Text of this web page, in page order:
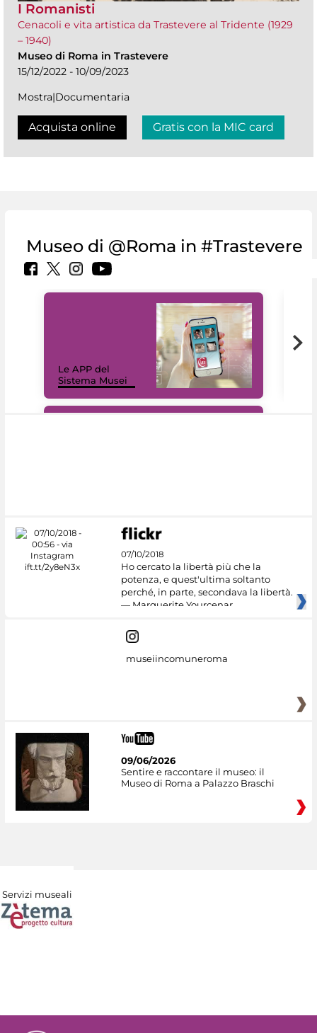
I Romanisti
Cenacoli e vita artistica da Trastevere al Tridente (1929
– 1940)
Museo di Roma in Trastevere
15/12/2022 - 10/09/2023
Mostra|Documentaria
Acquista online Gratis con la MIC card
Museo di @Roma in #Trastevere
Le APP del
Sistema Musei
07/10/2018
Ho cercato la libertà più che la
potenza, e quest'ultima soltanto
perché, in parte, secondava la libertà.
— Marguerite Yourcenar
museiincomuneroma
09/06/2026
Sentire e raccontare il museo: il
Museo di Roma a Palazzo Braschi
Servizi museali